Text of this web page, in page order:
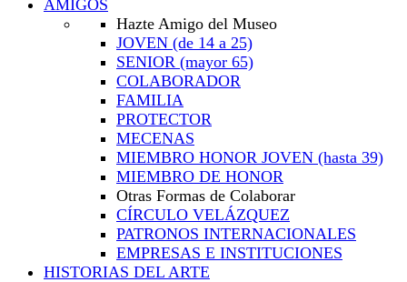
AMIGOS
Hazte Amigo del Museo
JOVEN (de 14 a 25)
SENIOR (mayor 65)
COLABORADOR
FAMILIA
PROTECTOR
MECENAS
MIEMBRO HONOR JOVEN (hasta 39)
MIEMBRO DE HONOR
Otras Formas de Colaborar
CÍRCULO VELÁZQUEZ
PATRONOS INTERNACIONALES
EMPRESAS E INSTITUCIONES
HISTORIAS DEL ARTE